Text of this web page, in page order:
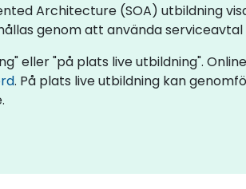
Architecture (SOA) utbildning
genom att använda
eller "på plats live utbildning".
. På plats live utbildning kan